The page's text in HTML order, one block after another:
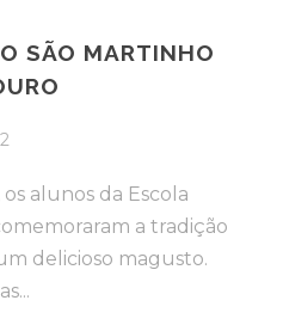
SÃO MARTINHO
alunos da Escola
a tradição
delicioso magusto.